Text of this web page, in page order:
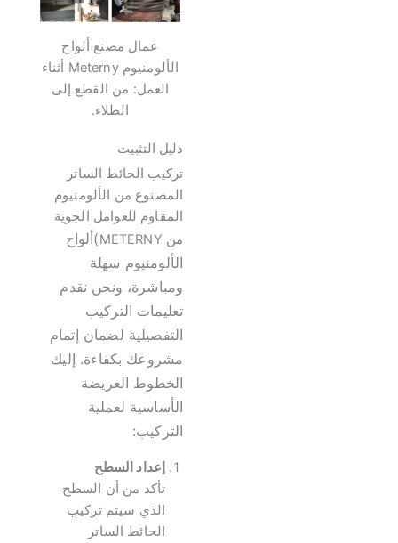
عمال مصنع ألواح
الألومنيوم Meterny أثناء
العمل: من القطع إلى
الطلاء.
دليل التثبيت
تركيب الحائط الساتر
المصنوع من الألومنيوم
المقاوم للعوامل الجوية
من METERNY
)ألواح
الألومنيوم سهلة
ومباشرة، ونحن نقدم
تعليمات التركيب
التفصيلية لضمان إتمام
مشروعك بكفاءة. إليك
الخطوط العريضة
الأساسية لعملية
التركيب:
إعداد السطح
تأكد من أن السطح
الذي سيتم تركيب
الحائط الساتر